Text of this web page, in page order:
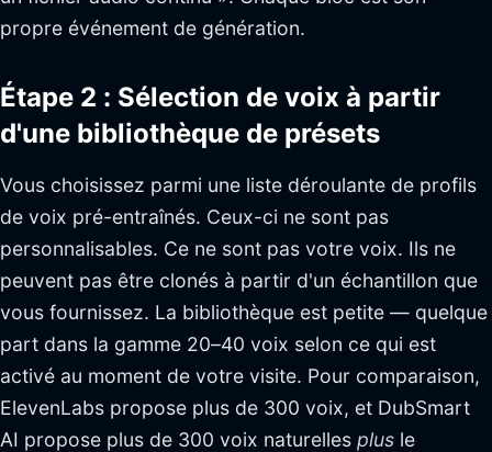
propre événement de génération.
Étape 2 : Sélection de voix à partir
d'une bibliothèque de présets
Vous choisissez parmi une liste déroulante de profils
de voix pré-entraînés. Ceux-ci ne sont pas
personnalisables. Ce ne sont pas votre voix. Ils ne
peuvent pas être clonés à partir d'un échantillon que
vous fournissez. La bibliothèque est petite — quelque
part dans la gamme 20–40 voix selon ce qui est
activé au moment de votre visite. Pour comparaison,
ElevenLabs propose plus de 300 voix, et DubSmart
AI propose plus de 300 voix naturelles plus le